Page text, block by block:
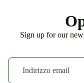
Sign up for our